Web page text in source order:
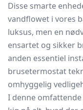
Disse smarte
vandflowet i vores
luksus, men en
ensartet og sikker
anden essentiel
brusetermostat
omhyggelig
I denne